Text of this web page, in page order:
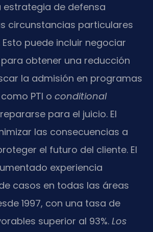
estrategia de defensa
circunstancias particulares
puede incluir negociar
obtener una reducción
la admisión en programas
PTI o conditional
para el juicio. El
las consecuencias a
el futuro del cliente. El
experiencia
casos en todas las áreas
1997, con una tasa de
superior al 93%. Los